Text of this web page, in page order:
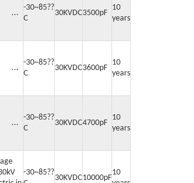
...
-30~85??
C
30KVDC3500pF
10
years
...
-30~85??
C
30KVDC3600pF
10
years
...
-30~85??
C
30KVDC4700pF
10
years
-30~85??
30KVDC10000pF
10